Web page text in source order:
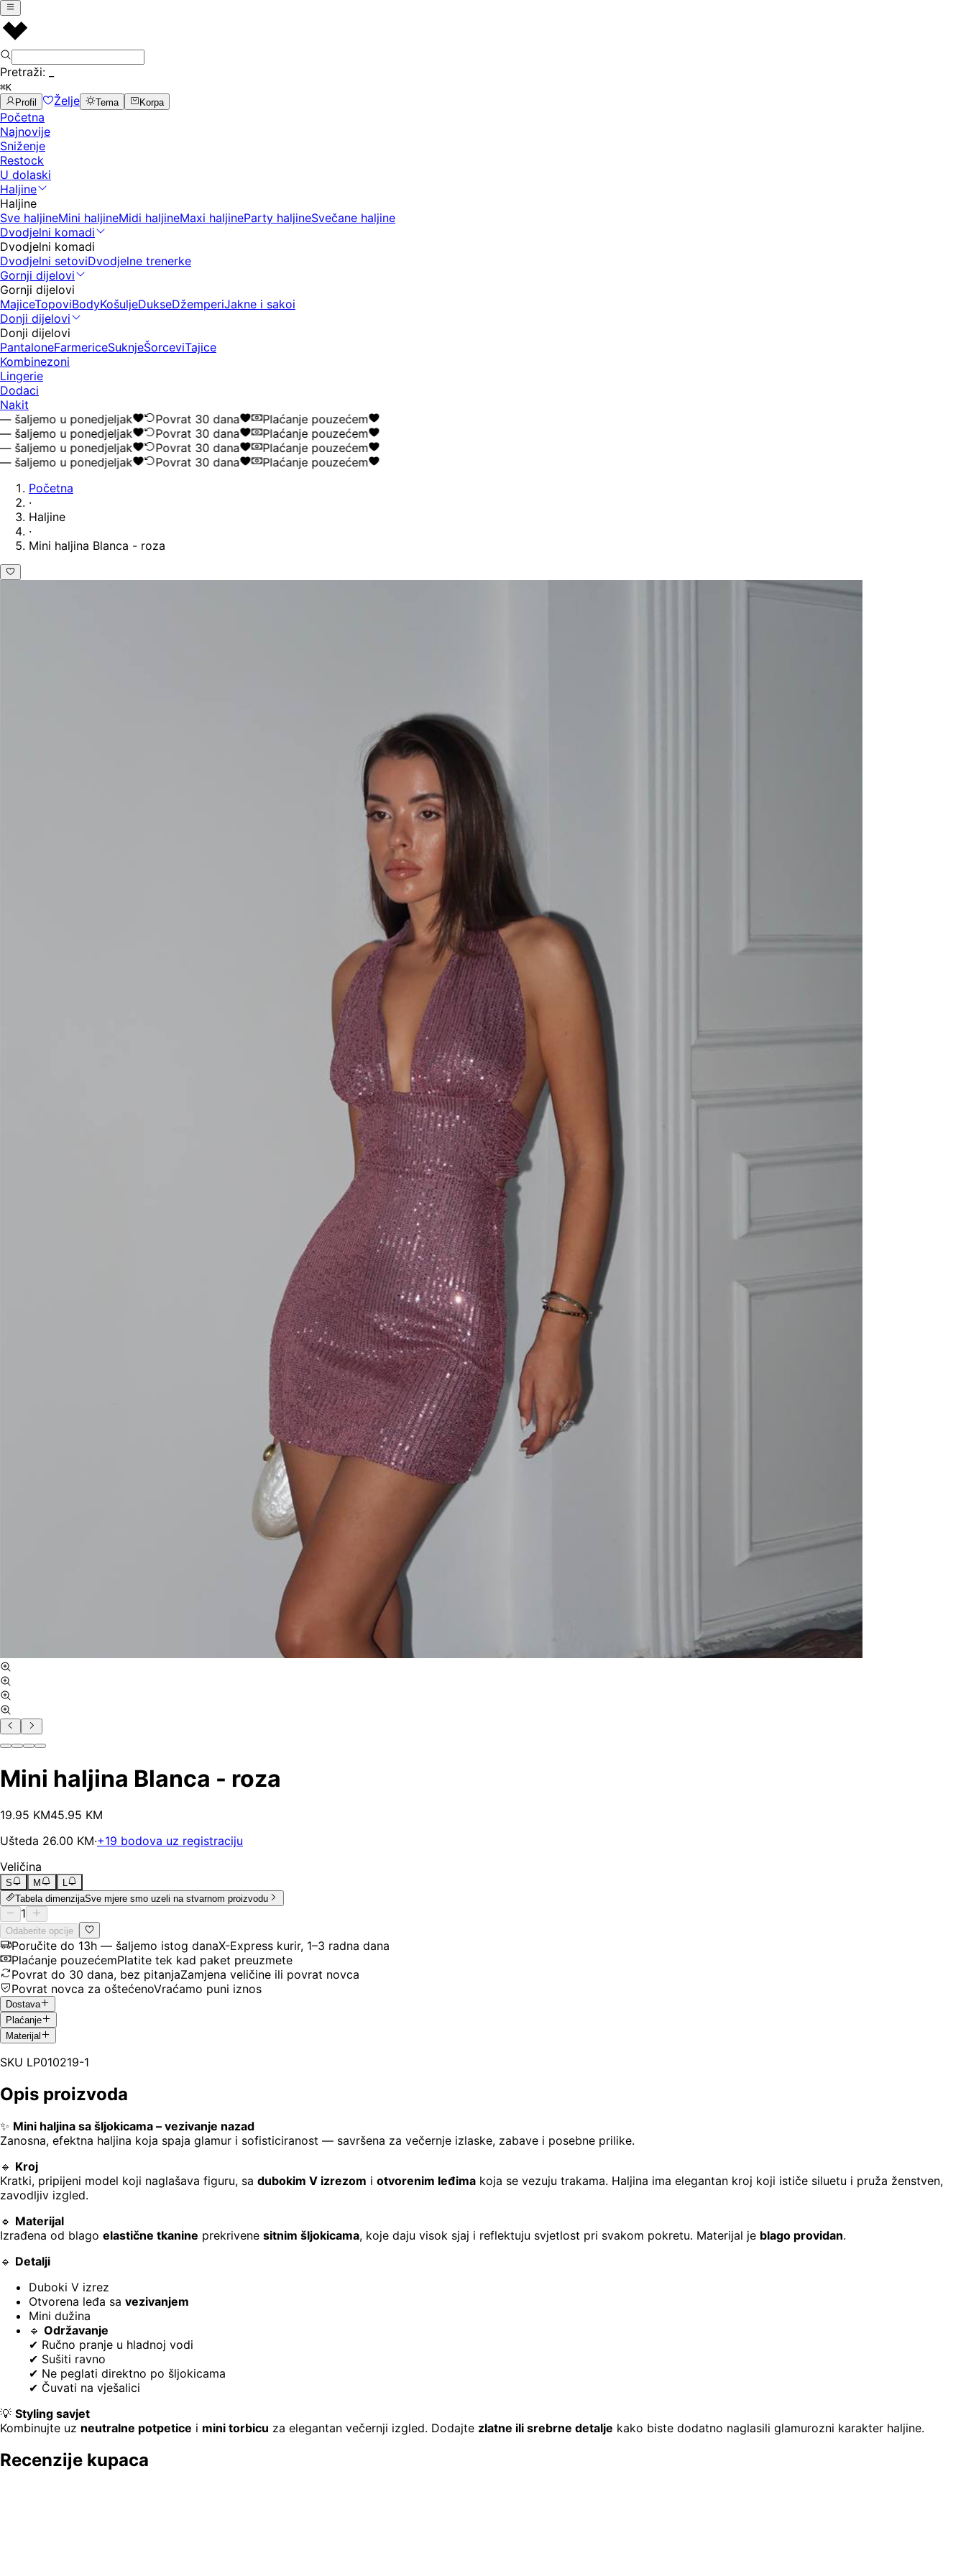
Pretraži:
⌘K
Profil
Želje Tema Korpa
Početna
Najnovije
Sniženje
Restock
U dolaski
Haljine
Haljine
Sve haljineMini haljineMidi haljineMaxi haljineParty haljineSvečane haljine
Dvodjelni komadi
Dvodjelni komadi
Dvodjelni setoviDvodjelne trenerke
Gornji dijelovi
Gornji dijelovi
MajiceTopoviBodyKošuljeDukseDžemperiJakne i sakoi
Donji dijelovi
Donji dijelovi
PantaloneFarmericeSuknjeŠorceviTajice
Kombinezoni
Lingerie
Dodaci
Nakit
u ponedjeljak
Povrat 30 dana
Plaćanje pouzećem
u ponedjeljak
Povrat 30 dana
Plaćanje pouzećem
u ponedjeljak
Povrat 30 dana
Plaćanje pouzećem
u ponedjeljak
Povrat 30 dana
Plaćanje pouzećem
Početna
·
Haljine
·
Mini haljina Blanca - roza
Mini haljina Blanca - roza
19.95 KM45.95 KM
Ušteda 26.00 KM·+19 bodova uz registraciju
Veličina
S M
L
Tabela dimenzijaSve mjere smo uzeli na stvarnom proizvodu
1
Odaberite opcije
Poručite do 13h — šaljemo istog danaX-Express kurir, 1–3 radna dana
Plaćanje pouzećemPlatite tek kad paket preuzmete
Povrat do 30 dana, bez pitanjaZamjena veličine ili povrat novca
Povrat novca za oštećenoVraćamo puni iznos
Dostava
Plaćanje
Materijal
SKU LP010219-1
Opis proizvoda
✨ Mini haljina sa šljokicama – vezivanje nazad
Zanosna, efektna haljina koja spaja glamur i sofisticiranost — savršena za večernje izlaske, zabave i posebne prilike.
🔹 Kroj
Kratki, pripijeni model koji naglašava figuru, sa dubokim V izrezom i otvorenim leđima koja se vezuju trakama. Haljina ima elegantan kroj koji ističe siluetu i pruža ženstven,
zavodljiv izgled.
🔹 Materijal
Izrađena od blago elastične tkanine prekrivene sitnim šljokicama, koje daju visok sjaj i reflektuju svjetlost pri svakom pokretu. Materijal je blago providan.
🔹 Detalji
Duboki V izrez
Otvorena leđa sa vezivanjem
Mini dužina
🔹 Održavanje
✔ Ručno pranje u hladnoj vodi
✔ Sušiti ravno
✔ Ne peglati direktno po šljokicama
✔ Čuvati na vješalici
💡 Styling savjet
Kombinujte uz neutralne potpetice i mini torbicu za elegantan večernji izgled. Dodajte zlatne ili srebrne detalje kako biste dodatno naglasili glamurozni karakter haljine.
Recenzije kupaca